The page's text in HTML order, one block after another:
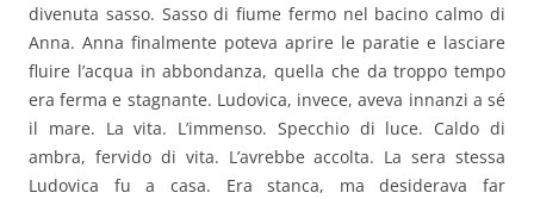
divenuta sasso. Sasso di fiume fermo nel bacino calmo di
Anna. Anna finalmente poteva aprire le paratie e lasciare
fluire l’acqua in abbondanza, quella che da troppo tempo
era ferma e stagnante. Ludovica, invece, aveva innanzi a sé
il mare. La vita. L’immenso. Specchio di luce. Caldo di
ambra, fervido di vita. L’avrebbe accolta. La sera stessa
Ludovica fu a casa. Era stanca, ma desiderava far